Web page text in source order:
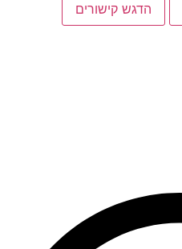
הדגש קישורים